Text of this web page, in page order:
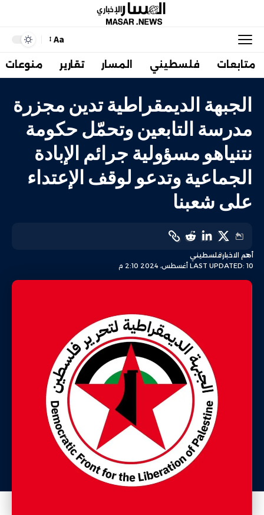
Aa
متابعات فلسطيني المسار تقارير منوعات
الجبهة الديمقراطية تدين مجزرة
مدرسة التابعين وتحمّل حكومة
نتنياهو مسؤولية جرائم الإبادة
الجماعية وتدعو لوقف الإعتداء
على شعبنا
LAST UPDATED: 10 أغسطس، 2024 2:10 م
أهم الاخبارفلسطيني